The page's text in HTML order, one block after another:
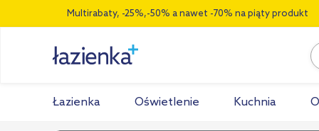
Multirabaty, -25%,-50% a nawet -70% na piąty produkt
Łazienka Oświetlenie Kuchnia